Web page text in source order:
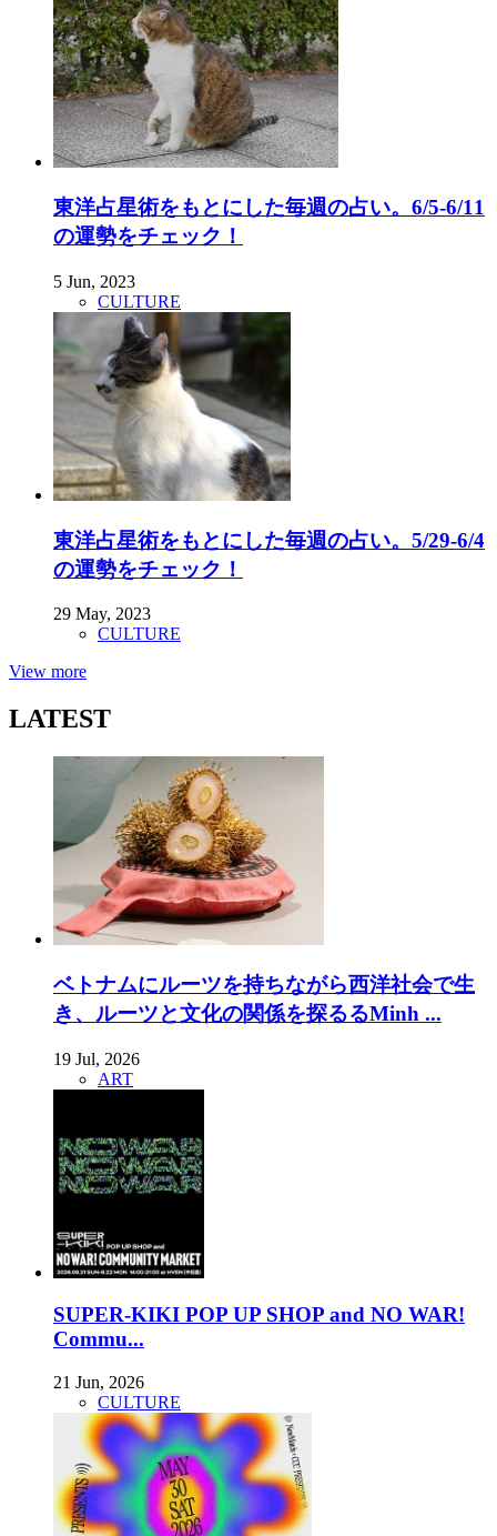
東洋占星術をもとにした毎週の占い。6/5-6/11
の運勢をチェック！
5 Jun, 2023
CULTURE
東洋占星術をもとにした毎週の占い。5/29-6/4
の運勢をチェック！
29 May, 2023
CULTURE
View more
LATEST
ベトナムにルーツを持ちながら西洋社会で生
き、ルーツと文化の関係を探るるMinh ...
19 Jul, 2026
ART
SUPER-KIKI POP UP SHOP and NO WAR!
Commu...
21 Jun, 2026
CULTURE